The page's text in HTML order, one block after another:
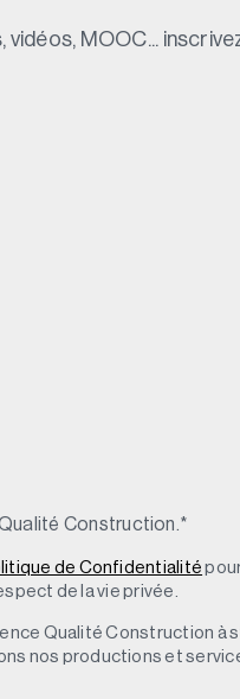
MOOC...
Construction. *
de Confidentialité
de la vie privée.
Qualité Construction
nos productions et